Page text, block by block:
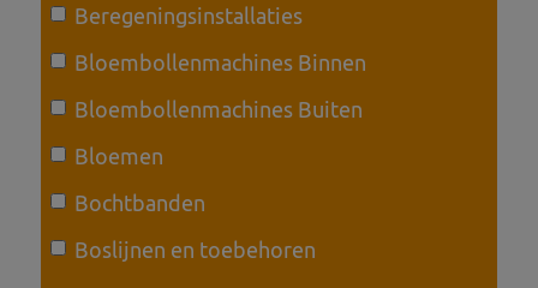
Beregeningsinstallaties
Bloembollenmachines Binnen
Bloembollenmachines Buiten
Bloemen
Bochtbanden
Boslijnen en toebehoren